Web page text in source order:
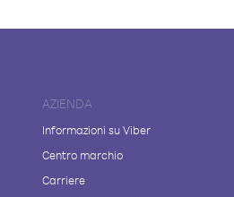
AZIENDA
Informazioni su Viber
Centro marchio
Carriere